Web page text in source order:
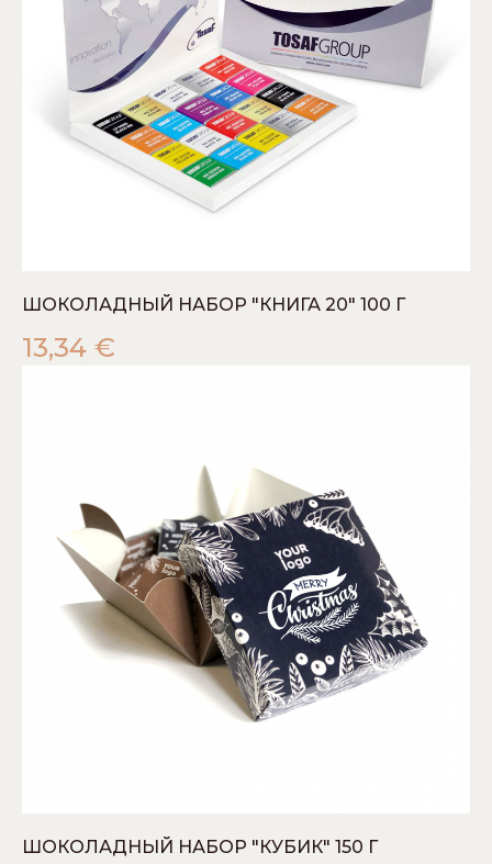
ШОКОЛАДНЫЙ НАБОР "КНИГА 20" 100 Г
13,34 €
ШОКОЛАДНЫЙ НАБОР "КУБИК" 150 Г